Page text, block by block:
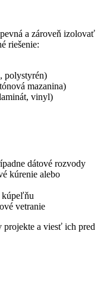
a zároveň izolovať
riešenie:
polystyrén)
mazanina)
vinyl)
dátové rozvody
kúrenie alebo
kúpeľňu
vetranie
a viesť ich pred